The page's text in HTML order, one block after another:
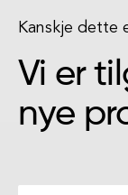
Kanskje dette
Vi er
nye